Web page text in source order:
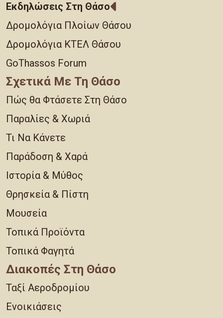
Εκδηλώσεις Στη Θάσο
Δρομολόγια Πλοίων Θάσου
Δρομολόγια ΚΤΕΛ Θάσου
GoThassos Forum
Σχετικά Με Τη Θάσο
Πώς θα Φτάσετε Στη Θάσο
Παραλίες & Χωριά
Τι Να Κάνετε
Παράδοση & Χαρά
Ιστορία & Μύθος
Θρησκεία & Πίστη
Μουσεία
Τοπικά Προϊόντα
Τοπικά Φαγητά
Διακοπές Στη Θάσο
Ταξί Αεροδρομίου
Ενοικιάσεις